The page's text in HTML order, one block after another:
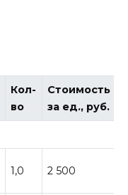
Кол-
во
Стоимость
за ед., руб.
1,0 2 500